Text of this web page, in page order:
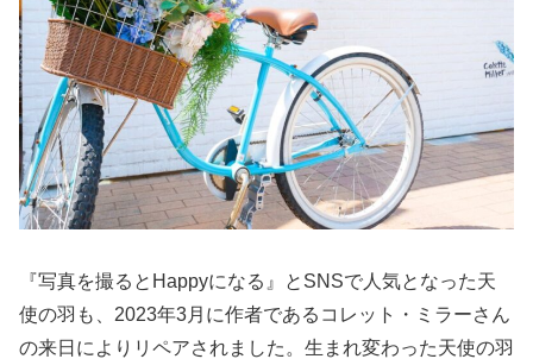
『写真を撮るとHappyになる』とSNSで人気となった天
使の羽も、2023年3月に作者であるコレット・ミラーさん
の来日によりリペアされました。生まれ変わった天使の羽